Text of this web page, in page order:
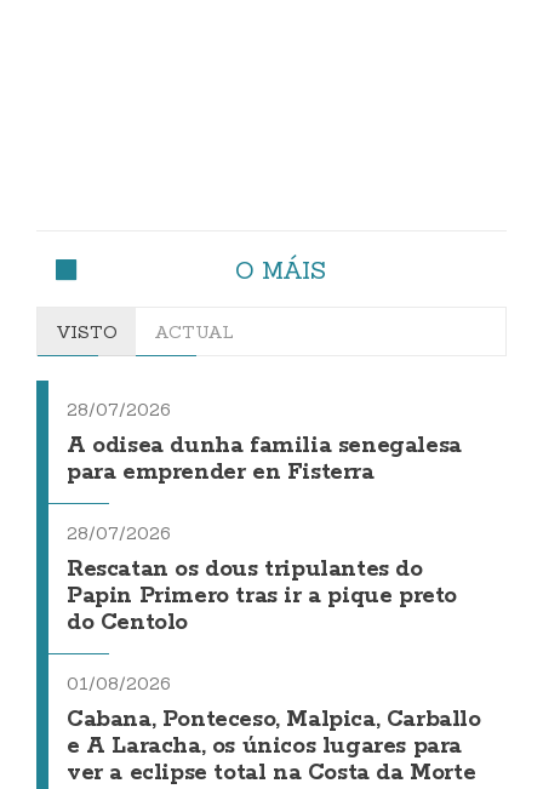
O MÁIS
VISTO ACTUAL
28/07/2026
A odisea dunha familia senegalesa
para emprender en Fisterra
28/07/2026
Rescatan os dous tripulantes do
Papin Primero tras ir a pique preto
do Centolo
01/08/2026
Cabana, Ponteceso, Malpica, Carballo
e A Laracha, os únicos lugares para
ver a eclipse total na Costa da Morte